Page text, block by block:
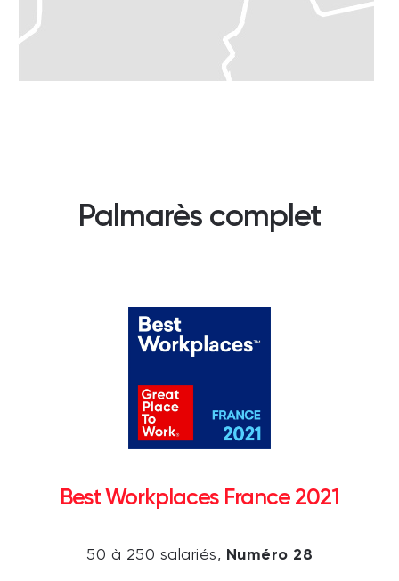
Palmarès complet
Best Workplaces France 2021
50 à 250 salariés, Numéro 28